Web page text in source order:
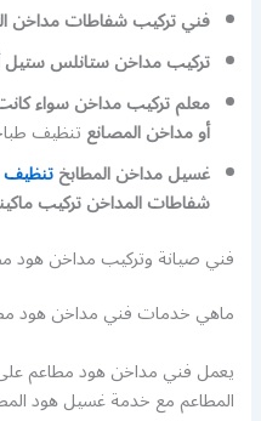
فني تركيب شفاطات مداخن
تركيب مداخن ستانلس
معلم تركيب مداخن سواء كانت
أو مداخن المصانعتنظيف
غسيل مداخن المطابخ
شفاطات المداخن تركيب ماكينة
فني صيانة وتركيب مداخن هود
ماهي خدمات فني مداخن هود
يعمل فني مداخن هود مطاعم
المطاعم مع خدمة غسيل هود